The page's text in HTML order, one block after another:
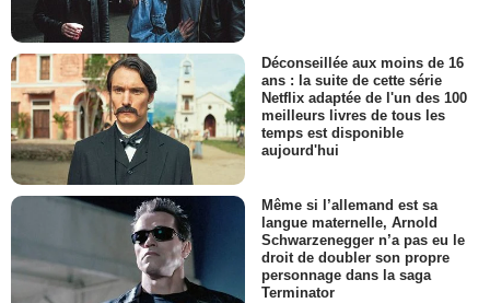
Déconseillée aux moins de 16
ans : la suite de cette série
Netflix adaptée de l'un des 100
meilleurs livres de tous les
temps est disponible
aujourd'hui
Même si l’allemand est sa
langue maternelle, Arnold
Schwarzenegger n’a pas eu le
droit de doubler son propre
personnage dans la saga
Terminator